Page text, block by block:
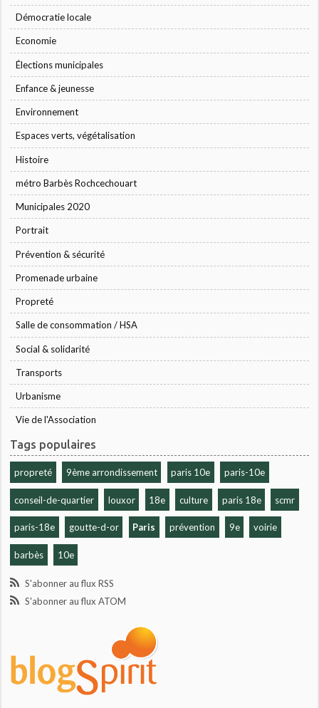
Démocratie locale
Economie
Élections municipales
Enfance & jeunesse
Environnement
Espaces verts, végétalisation
Histoire
métro Barbès Rochcechouart
Municipales 2020
Portrait
Prévention & sécurité
Promenade urbaine
Propreté
Salle de consommation / HSA
Social & solidarité
Transports
Urbanisme
Vie de l'Association
Tags populaires
propreté 9ème arrondissement paris 10e paris-10e
conseil-de-quartier louxor 18e culture paris 18e scmr
paris-18e goutte-d-or Paris prévention 9e voirie
barbès 10e
S'abonner au flux RSS
S'abonner au flux ATOM